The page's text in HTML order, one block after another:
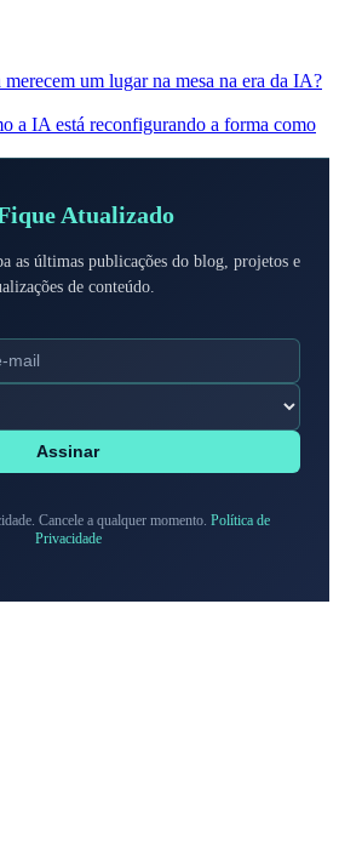
um lugar na mesa na era da IA?
a IA está reconfigurando a forma como
Atualizado
as últimas publicações do blog, projetos e
de conteúdo.
Assinar
Cancele a qualquer momento. Política de
Privacidade